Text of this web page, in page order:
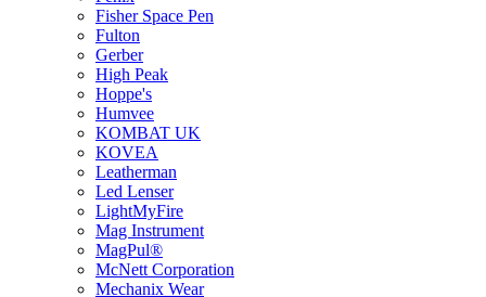
Fisher Space Pen
Fulton
Gerber
High Peak
Hoppe's
Humvee
KOMBAT UK
KOVEA
Leatherman
Led Lenser
LightMyFire
Mag Instrument
MagPul®
McNett Corporation
Mechanix Wear